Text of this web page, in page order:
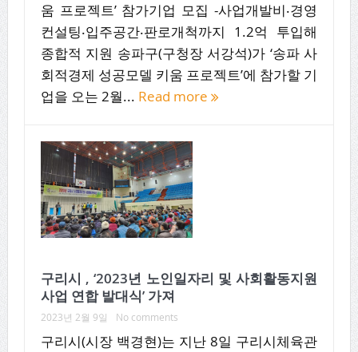
움 프로젝트’ 참가기업 모집 -사업개발비‧경영
컨설팅‧입주공간‧판로개척까지 1.2억 투입해
종합적 지원 송파구(구청장 서강석)가 ‘송파 사
회적경제 성공모델 키움 프로젝트’에 참가할 기
업을 오는 2월... Read more
구리시 , ‘2023년 노인일자리 및 사회활동지원
사업 연합 발대식’ 가져
2023년 2월 9일 No comments
구리시(시장 백경현)는 지난 8일 구리시체육관